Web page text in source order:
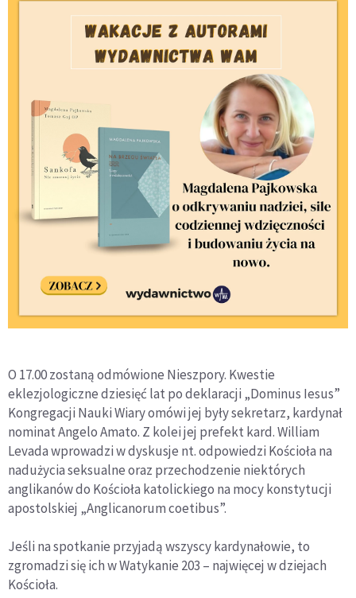
O 17.00 zostaną odmówione Nieszpory. Kwestie
eklezjologiczne dziesięć lat po deklaracji „Dominus Iesus”
Kongregacji Nauki Wiary omówi jej były sekretarz, kardynał
nominat Angelo Amato. Z kolei jej prefekt kard. William
Levada wprowadzi w dyskusje nt. odpowiedzi Kościoła na
nadużycia seksualne oraz przechodzenie niektórych
anglikanów do Kościoła katolickiego na mocy konstytucji
apostolskiej „Anglicanorum coetibus”.
Jeśli na spotkanie przyjadą wszyscy kardynałowie, to
zgromadzi się ich w Watykanie 203 – najwięcej w dziejach
Kościoła.